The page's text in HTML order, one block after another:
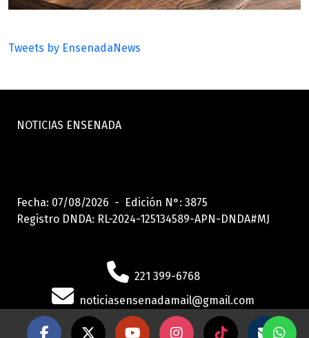
Tweets by EnsenadaNews
NOTICIAS ENSENADA
Fecha: 07/08/2026 - Edición N°: 3875
Registro DNDA: RL-2024-125134589-APN-DNDA#MJ
221 399-6768
noticiasensenadamail@gmail.com